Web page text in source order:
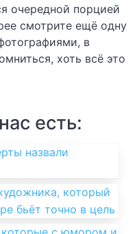
очередной порцией
смотрите ещё одну
в
хоть всё это
есть:
назвали
который
бьёт точно в цель